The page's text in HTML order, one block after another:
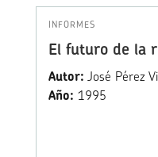
INFORMES
El futuro de la
Autor: José Pérez
Año: 1995